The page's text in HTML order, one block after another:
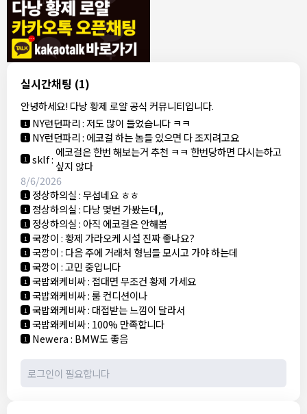
실시간채팅 (1)
안녕하세요! 다낭 황제 로얄 공식 커뮤니티입니다.
8/4/2026
1 모기한테물림:여기도 문의해보면 바로 알려줌
1 모기한테물림:정찰가보다 쌀수 없음
1 결혼안해:ㄹㅇ 팩트 ㅋㅋㅋㅋ
결혼안해:ㄹㅇ 팩트 ㅋㅋㅋㅋ
8/5/2026
NY런던파리 :다낭 에코걸 여기서 예약 가능한가요?
1 3군:에코걸 좀 조심 하는게 좋음
1 NY런던파리:저도 많이 들었습니다 ㅋㅋ
1 NY런던파리: 에코걸 하는 놈들 있으면 다 조지려고요
1 sklf: 에코걸은 한번 해보는거 추천 ㅋㅋ 한번당하면 다시는하고
싶지 않다
8/6/2026
1 정상하의실:무섭네요 ㅎㅎ
1 정상하의실: 다낭 몇번 가봤는데,,
1 정상하의실: 아직 에코걸은 안해봄
1 국깡이:황제 가라오케 시설 진짜 좋나요?
1 국깡이: 다음 주에 거래처 형님들 모시고 가야 하는데
1 국깡이:고민 중입니다
1 국밥왜케비싸: 접대면 무조건 황제 가세요
1 국밥왜케비싸:룸 컨디션이나
1 국밥왜케비싸: 대접받는 느낌이 달라서
1 국밥왜케비싸: 100% 만족합니다
1 Newera: BMW도 좋음